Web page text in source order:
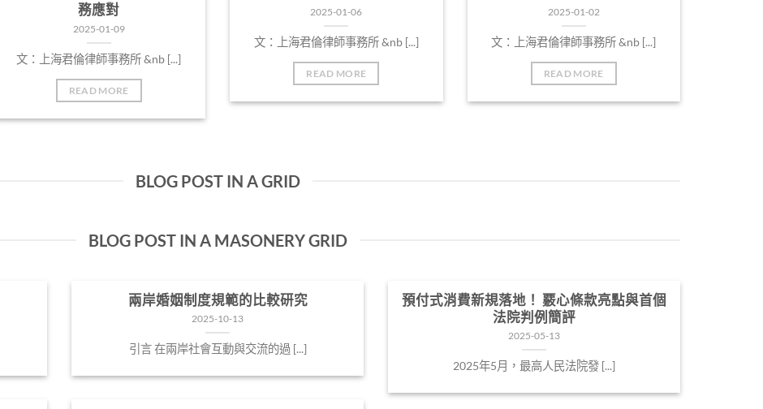
務應對
2025-01-09
文：上海君倫律師事務所 &nb [...]
READ MORE
2025-01-06
文：上海君倫律師事務所 &nb [...]
READ MORE
2025-01-02
文：上海君倫律師事務所 &nb [...]
READ MORE
BLOG POST IN A GRID
BLOG POST IN A MASONERY GRID
兩岸婚姻制度規範的比較研究
2025-10-13
引言 在兩岸社會互動與交流的過 [...]
預付式消費新規落地！ 覈心條款亮點與首個
法院判例簡評
2025-05-13
2025年5月，最高人民法院發 [...]